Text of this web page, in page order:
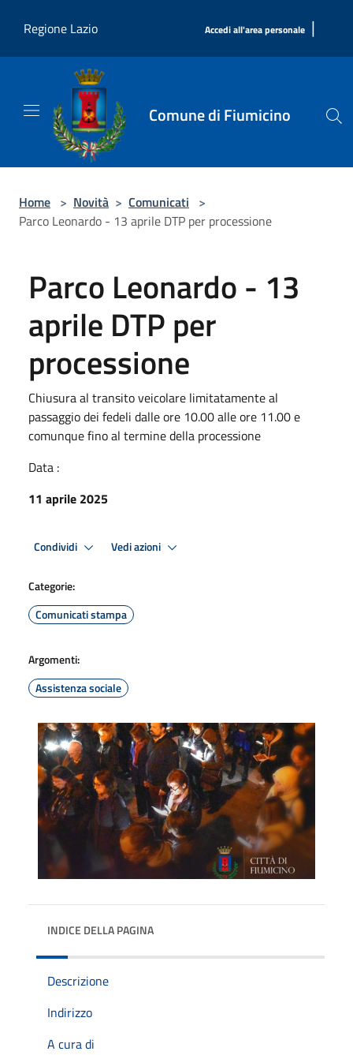
Regione Lazio
Accedi all'area personale |
Comune di Fiumicino
Home > Novità > Comunicati >
Parco Leonardo - 13 aprile DTP per processione
Parco Leonardo - 13
aprile DTP per
processione
Chiusura al transito veicolare limitatamente al
passaggio dei fedeli dalle ore 10.00 alle ore 11.00 e
comunque fino al termine della processione
Data :
11 aprile 2025
Condividi Vedi azioni
Categorie:
Comunicati stampa
Argomenti:
Assistenza sociale
INDICE DELLA PAGINA
Descrizione
Indirizzo
A cura di